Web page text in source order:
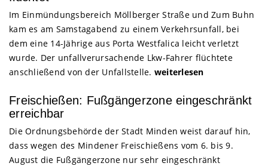
Im Einmündungsbereich Möllberger Straße und Zum Buhn
kam es am Samstagabend zu einem Verkehrsunfall, bei
dem eine 14-Jährige aus Porta Westfalica leicht verletzt
wurde. Der unfallverursachende Lkw-Fahrer flüchtete
anschließend von der Unfallstelle. weiterlesen
Freischießen: Fußgängerzone eingeschränkt
erreichbar
Die Ordnungsbehörde der Stadt Minden weist darauf hin,
dass wegen des Mindener Freischießens vom 6. bis 9.
August die Fußgängerzone nur sehr eingeschränkt